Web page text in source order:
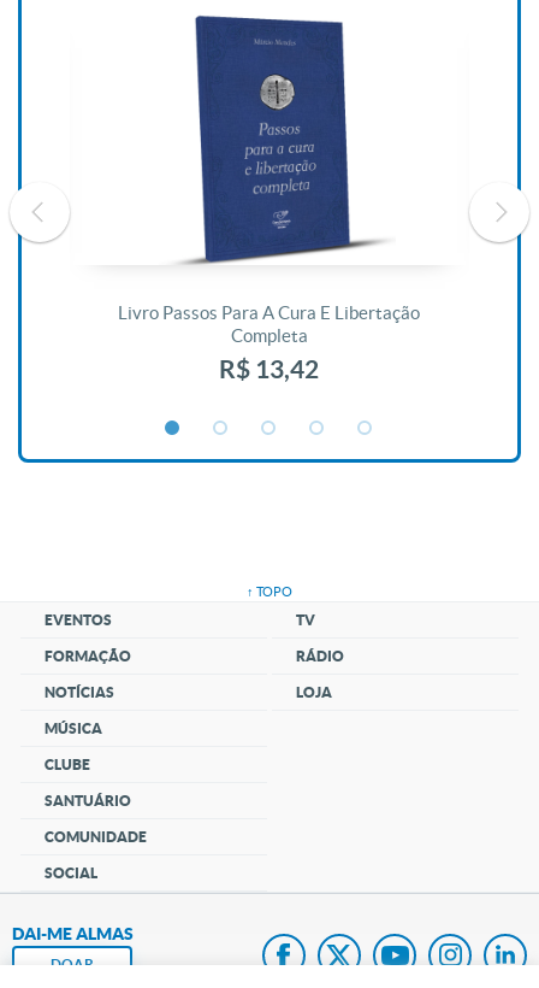
Livro Passos Para A Cura E Libertação
Completa
R$ 13,42
↑ TOPO
EVENTOS
FORMAÇÃO
NOTÍCIAS
MÚSICA
CLUBE
SANTUÁRIO
COMUNIDADE
SOCIAL
TV
RÁDIO
LOJA
DAI-ME ALMAS
DOAR